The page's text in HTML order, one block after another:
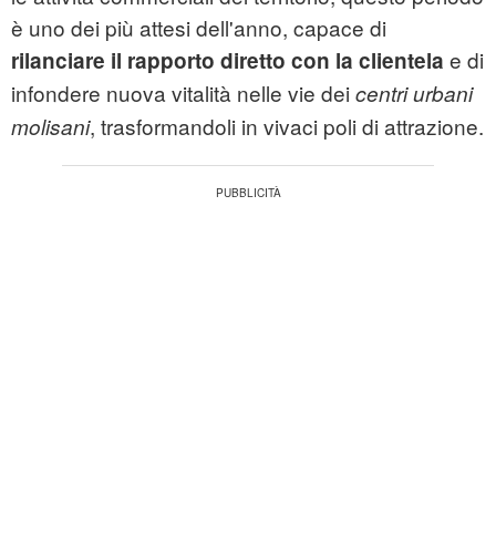
è uno dei più attesi dell'anno, capace di
rilanciare il rapporto diretto con la clientela e di
infondere nuova vitalità nelle vie dei centri urbani
molisani, trasformandoli in vivaci poli di attrazione.